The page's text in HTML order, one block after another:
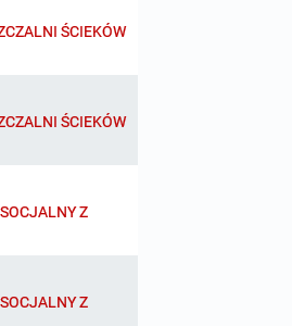
ŚCIEKÓW
ŚCIEKÓW
Z
Z